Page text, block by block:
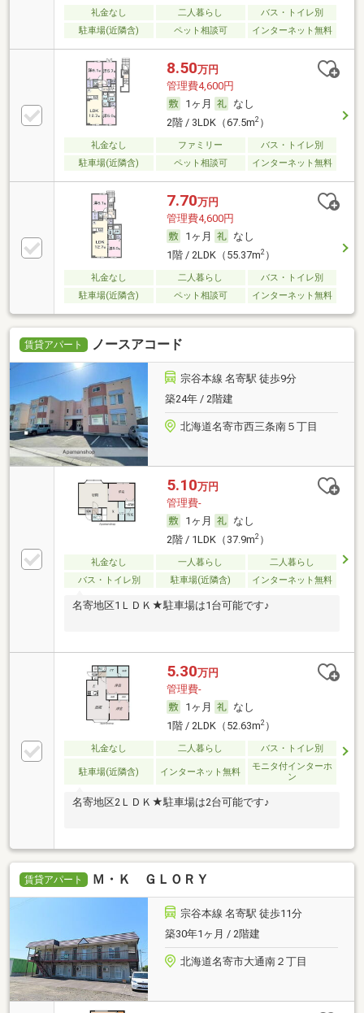
礼金なし 二人暮らし
バス・トイレ別
駐車場(近隣含)
ペット相談可 インターネット無料
8.50万円
管理費4,600円
1ヶ月
なし
2階 / 3LDK（67.5m2）
礼金なし ファミリー
バス・トイレ別
駐車場(近隣含)
ペット相談可 インターネット無料
7.70万円
管理費4,600円
1ヶ月
なし
1階 / 2LDK（55.37m2）
礼金なし 二人暮らし
バス・トイレ別
駐車場(近隣含)
ペット相談可 インターネット無料
賃貸アパート ノースアコード
宗谷本線 名寄駅 徒歩9分
築24年 / 2階建
北海道名寄市西三条南５丁目
5.10万円
管理費-
1ヶ月
なし
2階 / 1LDK（37.9m2）
礼金なし 一人暮らし
二人暮らし
バス・トイレ別
駐車場(近隣含) インターネット無料
名寄地区1ＬＤＫ★駐車場は1台可能です♪
5.30万円
管理費-
1ヶ月
なし
1階 / 2LDK（52.63m2）
礼金なし 二人暮らし バス・トイレ別
駐車場(近隣含) インターネット無料
モニタ付インターホ
ン
名寄地区2ＬＤＫ★駐車場は2台可能です♪
賃貸アパート Ｍ・Ｋ ＧＬＯＲＹ
宗谷本線 名寄駅 徒歩11分
築30年1ヶ月 / 2階建
北海道名寄市大通南２丁目